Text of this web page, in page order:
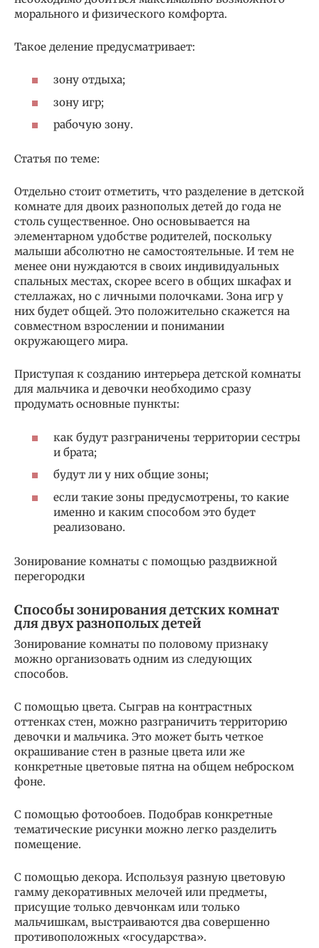
морального и физического комфорта.
Такое деление предусматривает:
зону отдыха;
зону игр;
рабочую зону.
Статья по теме:
Отдельно стоит отметить, что разделение в детской
комнате для двоих разнополых детей до года не
столь существенное. Оно основывается на
элементарном удобстве родителей, поскольку
малыши абсолютно не самостоятельные. И тем не
менее они нуждаются в своих индивидуальных
спальных местах, скорее всего в общих шкафах и
стеллажах, но с личными полочками. Зона игр у
них будет общей. Это положительно скажется на
совместном взрослении и понимании
окружающего мира.
Приступая к созданию интерьера детской комнаты
для мальчика и девочки необходимо сразу
продумать основные пункты:
как будут разграничены территории сестры
и брата;
будут ли у них общие зоны;
если такие зоны предусмотрены, то какие
именно и каким способом это будет
реализовано.
Зонирование комнаты с помощью раздвижной
перегородки
Способы зонирования детских комнат
для двух разнополых детей
Зонирование комнаты по половому признаку
можно организовать одним из следующих
способов.
С помощью цвета. Сыграв на контрастных
оттенках стен, можно разграничить территорию
девочки и мальчика. Это может быть четкое
окрашивание стен в разные цвета или же
конкретные цветовые пятна на общем неброском
фоне.
С помощью фотообоев. Подобрав конкретные
тематические рисунки можно легко разделить
помещение.
С помощью декора. Используя разную цветовую
гамму декоративных мелочей или предметы,
присущие только девчонкам или только
мальчишкам, выстраиваются два совершенно
противоположных «государства».